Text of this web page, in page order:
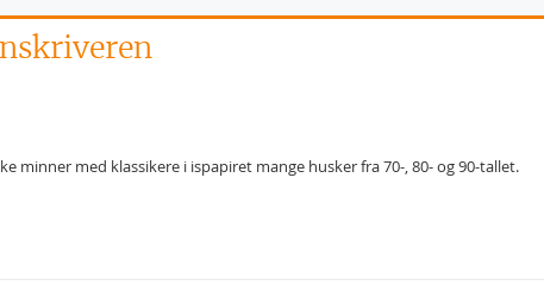
minner med klassikere i ispapiret mange husker fra 70-, 80- og 90-tallet.